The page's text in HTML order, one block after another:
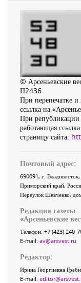
© Арсеньевские
П2436
При перепечатке
ссылка на
При републикации
работающая
страницу сайта:
Почтовый адрес:
690091, г. Владивосток,
Приморский край,
Переулок Шевченко,
Редакция газеты
«Арсеньевские
Телефон: +7 (423) 240-
E-mail: av@arsvest.ru
Редактор:
Ирина Георгиевна
E-mail: